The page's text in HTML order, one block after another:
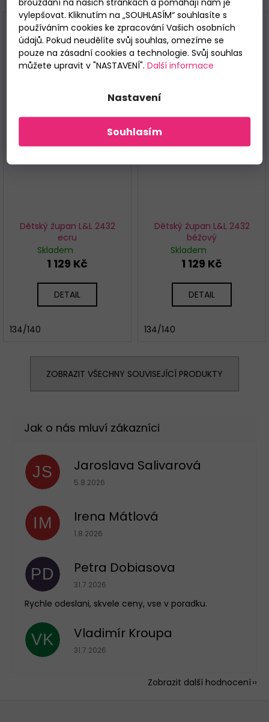
vylepšovat. Kliknutím na „SOUHLASÍM“ souhlasíte s
používáním cookies ke zpracování Vašich osobních
údajů. Pokud neudělíte svůj souhlas, omezíme se
pouze na zásadní cookies a technologie. Svůj souhlas
můžete upravit v "NASTAVENÍ". Další informace
Nastavení
Souhlasím
Dětský župan L&L 2432
ecru
Skladem
1 129 Kč
DETAIL
134/140
Dětský župan L&L 2432
béžový
Skladem
1 129 Kč
DETAIL
134/140
ZOBRAZIT VŠECHNY SOUVISEJÍCÍ PRODUKTY
JS Jaroslava Salivarová
Hodnocení obchodu je 5 z 5 hvězdiček.
5.8.2026
IM Irena Mátlová
Hodnocení obchodu je 5 z 5 hvězdiček.
1.8.2026
PD Petra Dobiasova
Hodnocení obchodu je 5 z 5 hvězdiček.
31.7.2026
Rychle odeslani, skvele ceny, vse v poradku.
VK Vladimír Kroupa
Hodnocení obchodu je 5 z 5 hvězdiček.
31.7.2026
Zobrazit další hodnocení